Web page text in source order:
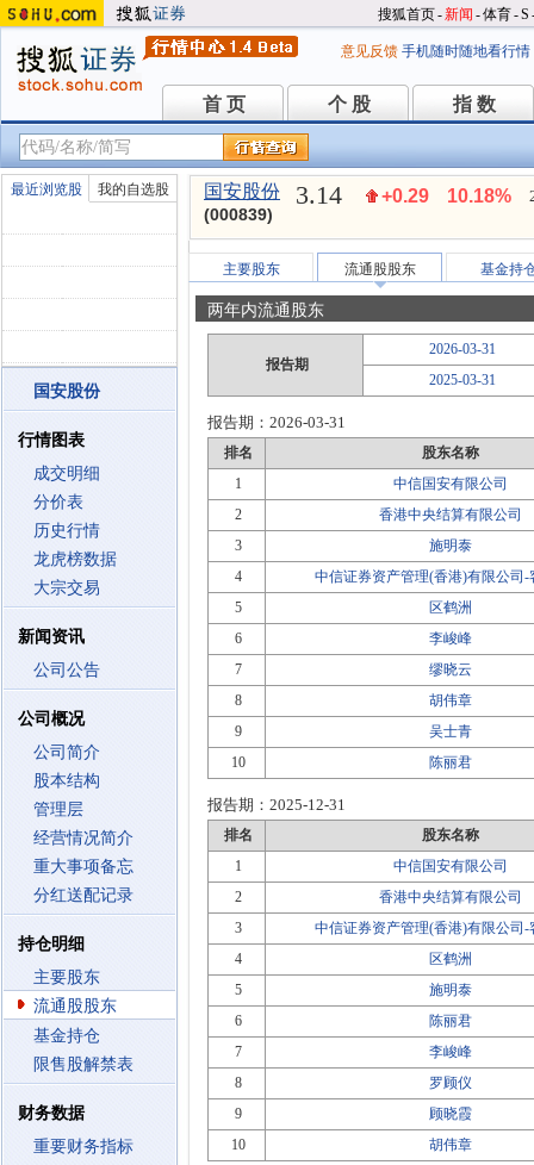
搜狐首页-新闻 -体育-S
意见反馈 手机随时随地看行情
首 页
首 页 个 股
个 股 指 数
指 数
最近浏览股 我的自选股
国安股份
行情图表
成交明细
分价表
历史行情
龙虎榜数据
大宗交易
新闻资讯
公司公告
公司概况
公司简介
股本结构
管理层
经营情况简介
重大事项备忘
分红送配记录
持仓明细
主要股东
流通股股东
基金持仓
限售股解禁表
财务数据
重要财务指标
国安股份
(000839)
3.14 +0.29 10.18%
主要股东 流通股股东 基金持
两年内流通股东
报告期
2026-03-31
2025-03-31
报告期： 2026-03-31
排名
股东名称
1
中信国安有限公司
2
香港中央结算有限公司
3
施明泰
4
中信证券资产管理(香港)有限公司-
5
区鹤洲
6
李峻峰
7
缪晓云
8
胡伟章
9
吴士青
10
陈丽君
报告期： 2025-12-31
排名
股东名称
1
中信国安有限公司
2
香港中央结算有限公司
3
中信证券资产管理(香港)有限公司-
4
区鹤洲
5
施明泰
6
陈丽君
7
李峻峰
8
罗顾仪
9
顾晓霞
10
胡伟章